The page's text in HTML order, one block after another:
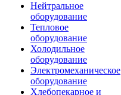
Нейтральное
оборудование
Тепловое
оборудование
Холодильное
оборудование
Электромеханическое
оборудование
Хлебопекарное и